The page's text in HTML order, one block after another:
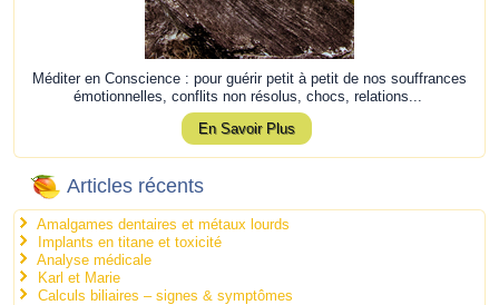
Méditer en Conscience : pour guérir petit à petit de nos souffrances
émotionnelles, conflits non résolus, chocs, relations...
En Savoir Plus
Articles récents
Amalgames dentaires et métaux lourds
Implants en titane et toxicité
Analyse médicale
Karl et Marie
Calculs biliaires – signes & symptômes